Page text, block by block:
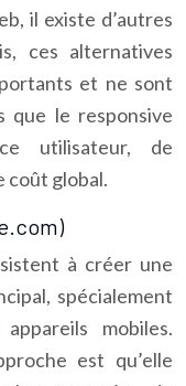
il existe d’autres
ces alternatives
et ne sont
que le responsive
utilisateur, de
coût global.
à créer une
spécialement
mobiles.
est qu’elle